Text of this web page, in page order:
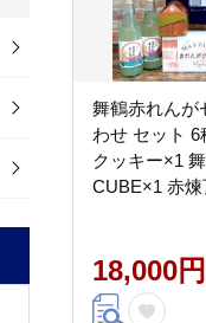
舞鶴赤れんが
わせ セット
クッキー×1
CUBE×1 赤
×1
18,000円